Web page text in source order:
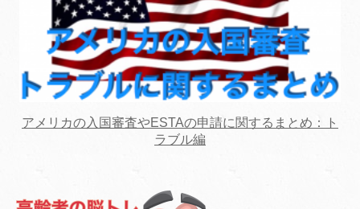
アメリカの入国審査やESTAの申請に関するまとめ：ト
ラブル編